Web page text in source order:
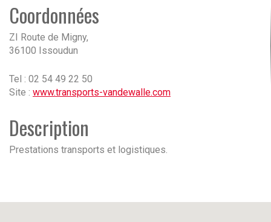
Coordonnées
ZI Route de Migny,
36100 Issoudun
Tel : 02 54 49 22 50
Site : www.transports-vandewalle.com
Description
Prestations transports et logistiques.